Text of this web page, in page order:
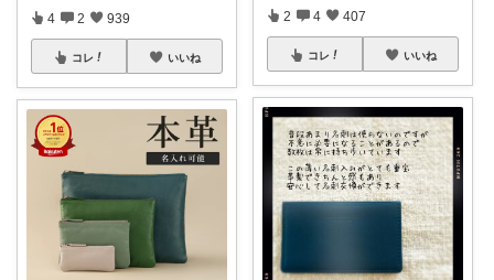
4 2 939
コレ いいね
2 4 407
コレ いいね